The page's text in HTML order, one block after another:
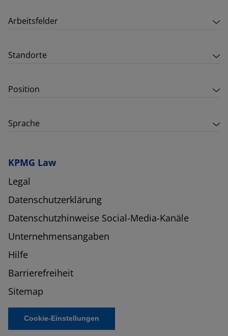
Arbeitsfelder
Standorte
Position
Sprache
KPMG Law
Legal
Datenschutzerklärung
Datenschutzhinweise Social-Media-Kanäle
Unternehmensangaben
Hilfe
Barrierefreiheit
Sitemap
Cookie-Einstellungen